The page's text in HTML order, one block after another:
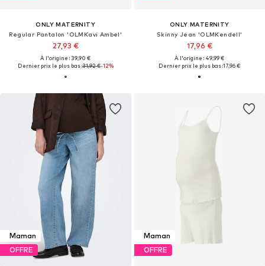
ONLY MATERNITY
Regular Pantalon 'OLMKavi Ambel'
27,93 €
À l'origine : 39,90 €
Dernier prix le plus bas :31,92 €-12%
ONLY MATERNITY
Skinny Jean 'OLMKendell'
17,96 €
À l'origine : 49,99 €
Dernier prix le plus bas :17,96 €
Maman
OFFRE
Maman
OFFRE